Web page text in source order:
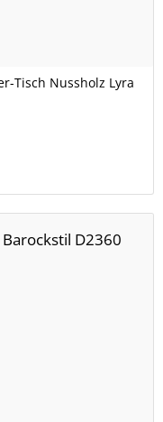
Tisch Nussholz Lyra